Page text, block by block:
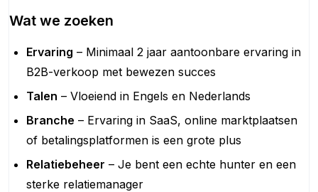
Wat we zoeken
Ervaring – Minimaal 2 jaar aantoonbare ervaring in
B2B-verkoop met bewezen succes
Talen – Vloeiend in Engels en Nederlands
Branche – Ervaring in SaaS, online marktplaatsen
of betalingsplatformen is een grote plus
Relatiebeheer – Je bent een echte hunter en een
sterke relatiemanager